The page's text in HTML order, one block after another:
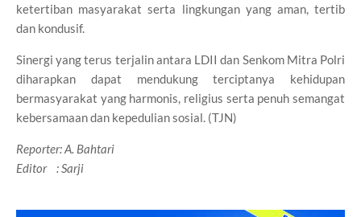
ketertiban masyarakat serta lingkungan yang aman, tertib
dan kondusif.
Sinergi yang terus terjalin antara LDII dan Senkom Mitra Polri
diharapkan dapat mendukung terciptanya kehidupan
bermasyarakat yang harmonis, religius serta penuh semangat
kebersamaan dan kepedulian sosial. (TJN)
Reporter: A. Bahtari
Editor : Sarji